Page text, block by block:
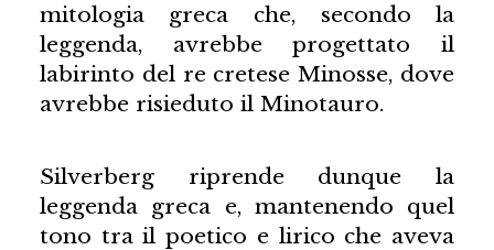
mitologia greca che, secondo la
leggenda, avrebbe progettato il
labirinto del re cretese Minosse, dove
avrebbe risieduto il Minotauro.
Silverberg riprende dunque la
leggenda greca e, mantenendo quel
tono tra il poetico e lirico che aveva